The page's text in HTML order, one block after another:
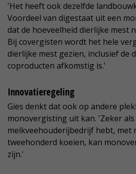
'Het heeft ook dezelfde
Voordeel van digestaat uit een
dat de hoeveelheid dierlijke mest
Bij covergisten wordt het hele
dierlijke mest gezien, inclusief de
coproducten afkomstig is.'
Innovatieregeling
Gies denkt dat ook op andere
monovergisting uit kan. 'Zeker
melkveehouderijbedrijf hebt, met
tweehonderd koeien, kan
zijn.'